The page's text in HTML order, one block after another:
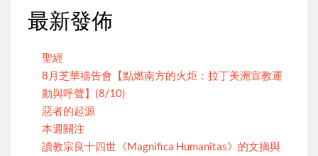
最新發佈
聖經
8月芝華禱告會【點燃南方的火炬：拉丁美洲宣教運
動與呼聲】(8/10)
惡者的起源
本週關注
讀教宗良十四世《Magnifica Humanitas》的文摘與